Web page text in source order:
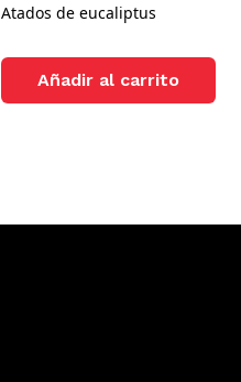
Atados de eucaliptus
Añadir al carrito